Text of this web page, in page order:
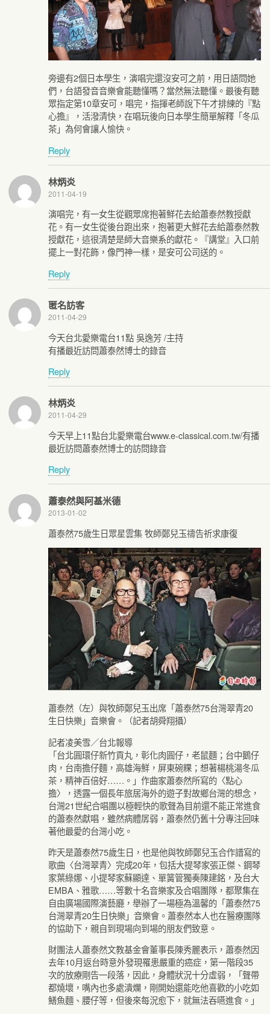
旁邊有2個日本學生，演唱完還沒安可之前，用日語問她
們，台語發音音樂會能聽懂嗎？當然無法聽懂。最後有聽
眾指定第10章安可，唱完，指揮老師說下午才排練的『點
心擔』，活潑清快，在唱玩後向日本學生簡單解釋「冬瓜
茶」為何會讓人愉快。
Reply
林炳炎
2011-04-19
演唱完，有一女生從觀眾席抱著鮮花去給蕭泰然教授獻
花。有一女生從後台跑出來，抱著更大鮮花去給蕭泰然教
授獻花，這很清楚是師大音樂系的獻花。『講堂』入口前
擺上一對花飾，像門神一樣，是安可公司送的。
Reply
匿名訪客
2011-04-29
今天台北愛樂電台11點 吳逸芳 /主持
有播最近訪問蕭泰然博士的錄音
Reply
林炳炎
2011-04-29
今天早上11點台北愛樂電台www.e-classical.com.tw/有播
最近訪問蕭泰然博士的訪問錄音
Reply
蕭泰然與阿基米德
2013-01-02
蕭泰然75歲生日眾星雲集 牧師鄭兒玉禱告祈求康復
蕭泰然（左）與牧師鄭兒玉出席「蕭泰然75台灣翠青20
生日快樂」音樂會。（記者胡舜翔攝）
記者凌美雪／台北報導
「台北圓環仔新竹貢丸，彰化肉圓仔，老鼠麵；台中鵝仔
肉，台南擔仔麵，高雄海鮮，屏東碗粿；想著楊桃湯冬瓜
茶，精神百倍好……。」作曲家蕭泰然所寫的〈點心
擔〉，透露一個長年旅居海外的遊子對故鄉台灣的想念，
台灣21世紀合唱團以極輕快的歌聲為目前還不能正常進食
的蕭泰然獻唱，雖然病體孱弱，蕭泰然仍舊十分專注回味
著他最愛的台灣小吃。
昨天是蕭泰然75歲生日，也是他與牧師鄭兒玉合作譜寫的
歌曲〈台灣翠青〉完成20年，包括大提琴家張正傑、鋼琴
家葉綠娜、小提琴家蘇顯達、單簧管獨奏陳建銘，及台大
EMBA、雅歌……等數十名音樂家及合唱團隊，都聚集在
自由廣場國際演藝廳，舉辦了一場極為溫馨的「蕭泰然75
台灣翠青20生日快樂」音樂會。蕭泰然本人也在醫療團隊
的協助下，親自到現場向到場的朋友們致意。
財團法人蕭泰然文教基金會董事長陳秀麗表示，蕭泰然因
去年10月返台時意外發現罹患嚴重的癌症，第一階段35
次的放療剛告一段落，因此，身體狀況十分虛弱，「聲帶
都燒壞，嘴內也多處潰爛，剛開始還能吃他喜歡的小吃如
鱔魚麵、腰仔等，但後來每況愈下，就無法吞嚥進食。」